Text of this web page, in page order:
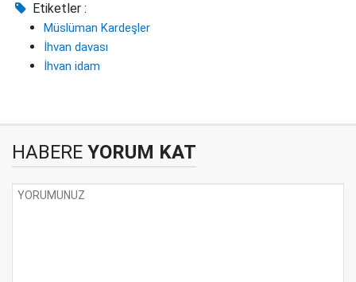
Etiketler :
Müslüman Kardeşler
İhvan davası
İhvan idam
HABERE YORUM KAT